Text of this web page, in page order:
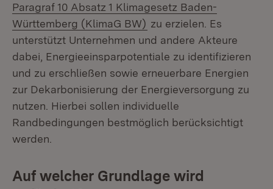
Paragraf 10 Absatz 1 Klimagesetz Baden-
Württemberg (KlimaG BW) (Öffnet in neuem
zu erzielen. Es
unterstützt Unternehmen und andere Akteure
dabei, Energieeinsparpotentiale zu identifizieren
und zu erschließen sowie erneuerbare Energien
zur Dekarbonisierung der Energieversorgung zu
nutzen. Hierbei sollen individuelle
Randbedingungen bestmöglich berücksichtigt
werden.
Auf welcher Grundlage wird